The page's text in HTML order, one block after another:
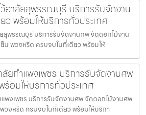
อาลัยสุพรรณบุรี บริการรับจัดงาน
ว พร้อมให้บริการทั่วประเทศ
สุพรรณบุรี บริการรับจัดงานศพ จัดดอกไม้งาน
น พวงหรีด ครบจบในที่เดียว พร้อมให้
ลัยกำแพงเพชร บริการรับจัดงานศพ
อมให้บริการทั่วประเทศ
แพงเพชร บริการรับจัดงานศพ จัดดอกไม้งานศพ
วงหรีด ครบจบในที่เดียว พร้อมให้บริกา